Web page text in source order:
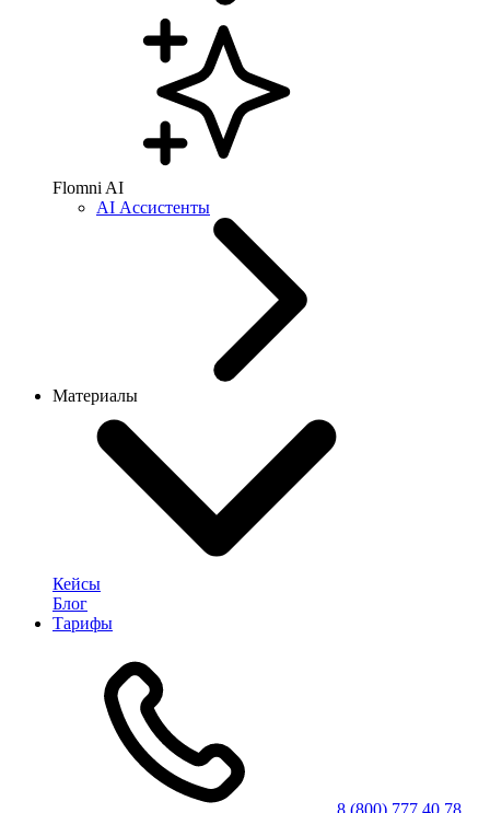
Flomni AI
AI Ассистенты
Материалы
Кейсы
Блог
Тарифы
8 (800) 777 40 78